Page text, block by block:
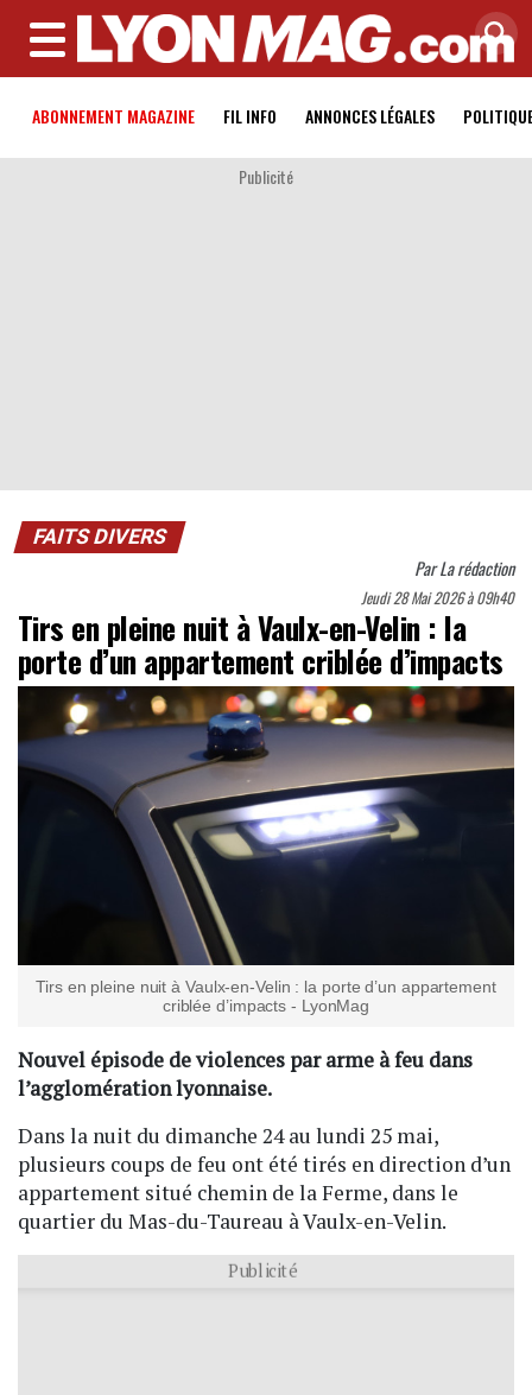
MENU
ABONNEMENT MAGAZINE FIL INFO ANNONCES LÉGALES
Publicité
FAITS DIVERS
ParLa rédaction
Jeudi 28 Mai 2026 à 09h40
Tirs en pleine nuit à Vaulx-en-Velin : la
porte d’un appartement criblée d’impacts
Tirs en pleine nuit à Vaulx-en-Velin : la porte d’un appartement
criblée d’impacts - LyonMag
Nouvel épisode de violences par arme à feu dans
l’agglomération lyonnaise.
Dans la nuit du dimanche 24 au lundi 25 mai,
plusieurs coups de feu ont été tirés en direction d’un
appartement situé chemin de la Ferme, dans le
quartier du Mas-du-Taureau à Vaulx-en-Velin.
Publicité